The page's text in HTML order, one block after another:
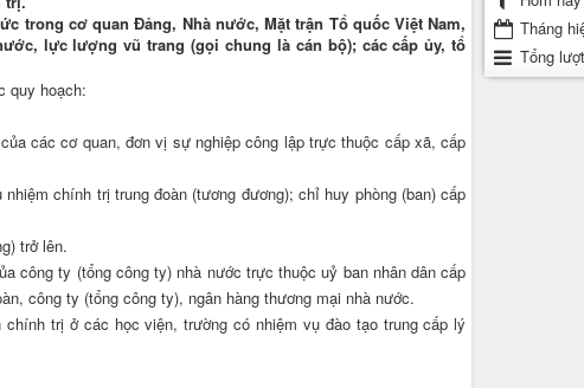
trong cơ quan Đảng, Nhà nước, Mặt trận Tổ quốc Việt Nam,
lực lượng vũ trang (gọi chung là cán bộ); các cấp ủy, tổ
quy hoạch:
các cơ quan, đơn vị sự nghiệp công lập trực thuộc cấp xã, cấp
chính trị trung đoàn (tương đương); chỉ huy phòng (ban) cấp
trở lên.
công ty (tổng công ty) nhà nước trực thuộc uỷ ban nhân dân cấp
công ty (tổng công ty), ngân hàng thương mại nhà nước.
trị ở các học viện, trường có nhiệm vụ đào tạo trung cấp lý
Tháng
Tổng